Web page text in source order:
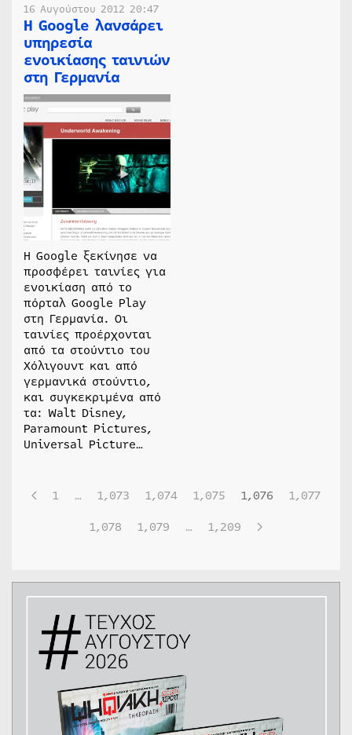
16 Αυγούστου 2012 20:47
Η Google λανσάρει
υπηρεσία
ενοικίασης ταινιών
στη Γερμανία
Η Google ξεκίνησε να
προσφέρει ταινίες για
ενοικίαση από το
πόρταλ Google Play
στη Γερμανία. Οι
ταινίες προέρχονται
από τα στούντιο του
Χόλιγουντ και από
γερμανικά στούντιο,
και συγκεκριμένα από
τα: Walt Disney,
Paramount Pictures,
Universal Picture…
1 … 1,073 1,074 1,075 1,076
1,077
1,078
1,079 … 1,209